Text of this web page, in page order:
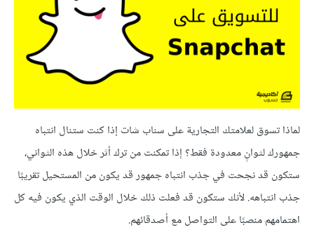
لماذا تسوق لعلامتك التجارية على سناب شات إذا كنت ستنال انتباه
جمهورك لثوانٍ معدودة فقط؟ إذا تمكنت من ترك أثر خلال هذه الثواني،
ستكون قد نجحت في جذب انتباه جمهور قد يكون من المستحيل تقريبًا
جذب انتباهه. ﻷنك ستكون قد فعلت ذلك خلال الوقت الذي يكون فيه كل
اهتمامهم منصبًا على التواصل مع أصدقائهم.